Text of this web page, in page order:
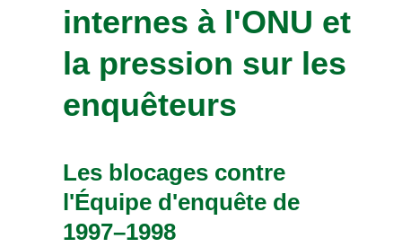
internes à l'ONU et
la pression sur les
enquêteurs
Les blocages contre
l'Équipe d'enquête de
1997–1998